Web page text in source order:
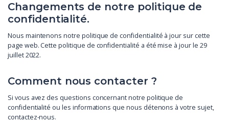
Changements de notre politique de
confidentialité.
Nous maintenons notre politique de confidentialité à jour sur cette
page web. Cette politique de confidentialité a été mise à jour le 29
juillet 2022.
Comment nous contacter ?
Si vous avez des questions concernant notre politique de
confidentialité ou les informations que nous détenons à votre sujet,
contactez-nous.